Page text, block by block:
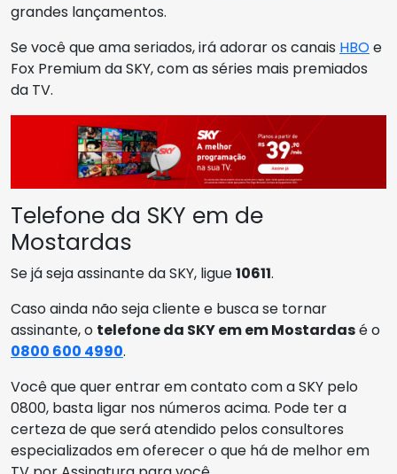
grandes lançamentos.
Se você que ama seriados, irá adorar os canais HBOe
Fox Premium da SKY, com as séries mais premiados
da TV.
Telefone da SKY em de
Mostardas
Se já seja assinante da SKY, ligue10611.
Caso ainda não seja cliente e busca se tornar
assinante, o telefone da SKY em em Mostardasé o
0800 600 4990.
Você que quer entrar em contato com a SKY pelo
0800, basta ligar nos números acima. Pode ter a
certeza de que será atendido pelos consultores
especializados em oferecer o que há de melhor em